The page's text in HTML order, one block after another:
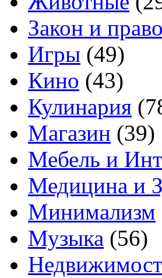
Закон и право
Игры (49)
Кино (43)
Кулинария
Магазин (39)
Мебель и
Медицина и
Минимализм
Музыка (56)